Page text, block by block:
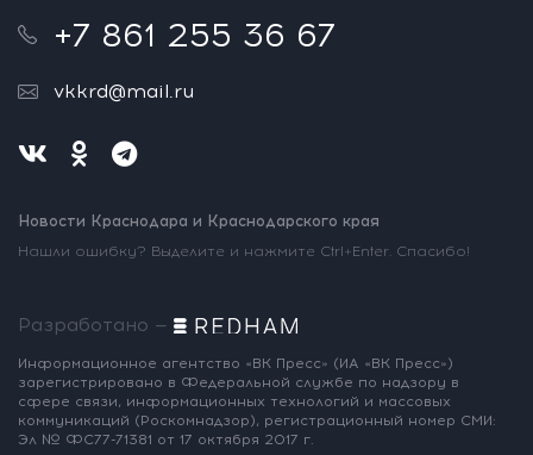
+7 861 255 36 67
vkkrd@mail.ru
Новости Краснодара и Краснодарского края
Нашли ошибку? Выделите и нажмите Ctrl+Enter. Спасибо!
Разработано —
Информационное агентство «ВК Пресс» (ИА «ВК Пресс»)
зарегистрировано в Федеральной службе по надзору в
сфере связи, информационных технологий и массовых
коммуникаций (Роскомнадзор), регистрационный номер СМИ:
Эл № ФС77-71381 от 17 октября 2017 г.